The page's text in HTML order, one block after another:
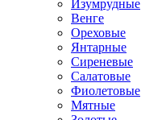
Изумрудные
Венге
Ореховые
Янтарные
Сиреневые
Салатовые
Фиолетовые
Мятные